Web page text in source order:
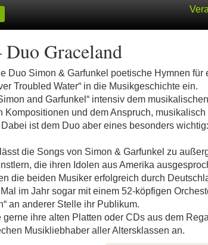
Graceland
Duo Simon & Garfunkel poetische Hymnen für
Troubled Water“ in die Musikgeschichte ein.
and Garfunkel“ intensiv dem
und dem Anspruch,
ist dem Duo aber eines besonders
die Songs von Simon & Garfunkel zu
die ihren Idolen aus Amerika
die beiden Musiker erfolgreich durch
im Jahr sogar mit einem 52-köpfigen
an anderer Stelle ihr Publikum.
ihre alten Platten oder CDs aus dem
Musikliebhaber aller Altersklassen an.